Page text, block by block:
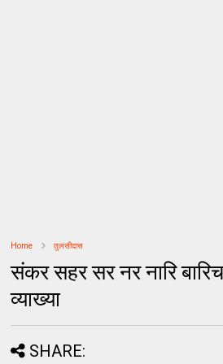
Home तुलसीदास
संकर सहर सर नर नारि
व्याख्या
SHARE: